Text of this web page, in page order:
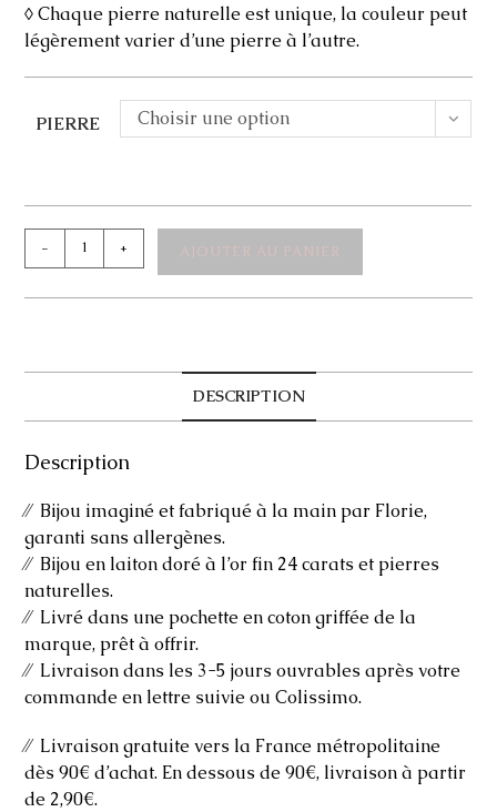
◊ Chaque pierre naturelle est unique, la couleur peut
légèrement varier d’une pierre à l’autre.
PIERRE Choisir une option
quantité
- + AJOUTER AU PANIER
DESCRIPTION
Description
⁄⁄ Bijou imaginé et fabriqué à la main par Florie,
garanti sans allergènes.
⁄⁄ Bijou en laiton doré à l’or fin 24 carats et pierres
naturelles.
⁄⁄ Livré dans une pochette en coton griffée de la
marque, prêt à offrir.
⁄⁄ Livraison dans les 3-5 jours ouvrables après votre
commande en lettre suivie ou Colissimo.
⁄⁄ Livraison gratuite vers la France métropolitaine
dès 90€ d’achat. En dessous de 90€, livraison à partir
de 2,90€.